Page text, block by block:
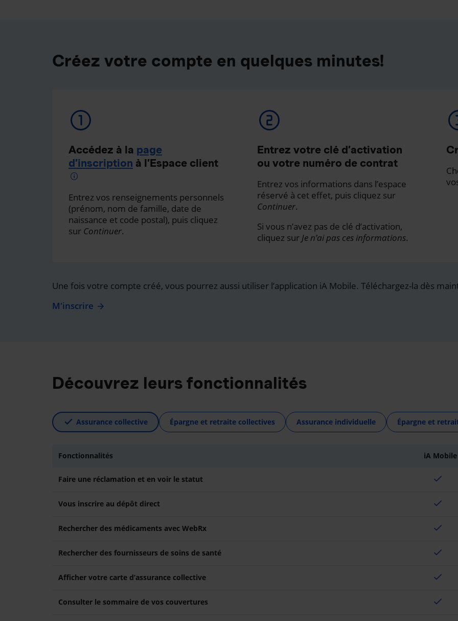
Créez votre compte en quelques minutes!
Accédez à la page
d’inscription à l’Espace client
Entrez vos renseignements personnels
(prénom, nom de famille, date de
naissance et code postal), puis cliquez
sur Continuer.
Entrez votre clé d’activation
ou votre numéro de contrat
Entrez vos informations dans l’espace
réservé à cet effet, puis cliquez sur
Continuer.
Si vous n’avez pas de clé d’activation,
cliquez sur Je n’ai pas ces informations.
Une fois votre compte créé, vous pourrez aussi utiliser l’application iA Mobile. Téléchargez-la dès
M'inscrire
Découvrez leurs fonctionnalités
Assurance collective Épargne et retraite collectives Assurance individuelle Épargne et
Fonctionnalités iA Mobile
Faire une réclamation et en voir le statut check
Vous inscrire au dépôt direct check
Rechercher des médicaments avec WebRx check
Rechercher des fournisseurs de soins de santé check
Afficher votre carte d’assurance collective check
Consulter le sommaire de vos couvertures check